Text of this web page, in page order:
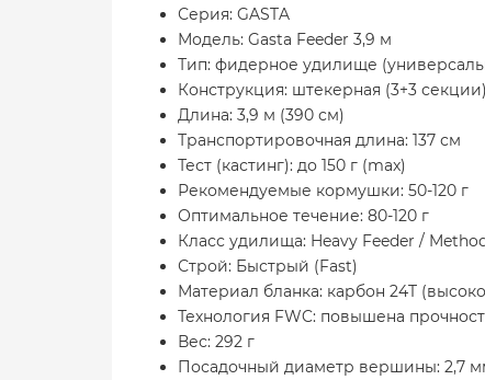
Серия: GASTA
Модель: Gasta Feeder 3,9 м
Тип: фидерное удилище
Конструкция: штекерная (3+3 секции)
Длина: 3,9 м (390 см)
Транспортировочная длина: 137 см
Тест (кастинг): до 150 г (max)
Рекомендуемые кормушки: 50-120 г
Оптимальное течение: 80-120 г
Класс удилища: Heavy Feeder /
Строй: Быстрый (Fast)
Материал бланка: карбон 24T
Технология FWC: повышена
Вес: 292 г
Посадочный диаметр вершины: 2,7